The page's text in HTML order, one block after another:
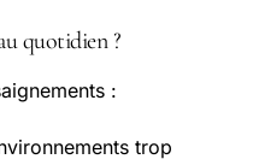
quotidien ?
:
trop